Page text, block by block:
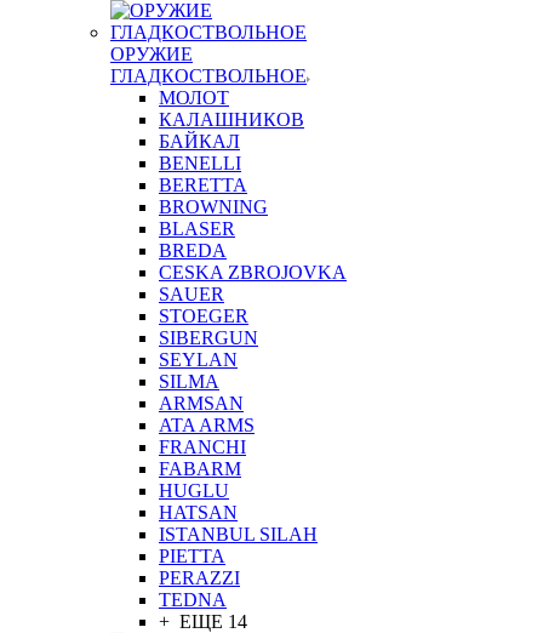
ОРУЖИЕ
ГЛАДКОСТВОЛЬНОЕ
МОЛОТ
КАЛАШНИКОВ
БАЙКАЛ
BENELLI
BERETTA
BROWNING
BLASER
BREDA
CESKA ZBROJOVKA
SAUER
STOEGER
SIBERGUN
SEYLAN
SILMA
ARMSAN
ATA ARMS
FRANCHI
FABARM
HUGLU
HATSAN
ISTANBUL SILAH
PIETTA
PERAZZI
TEDNA
+ ЕЩЕ 14